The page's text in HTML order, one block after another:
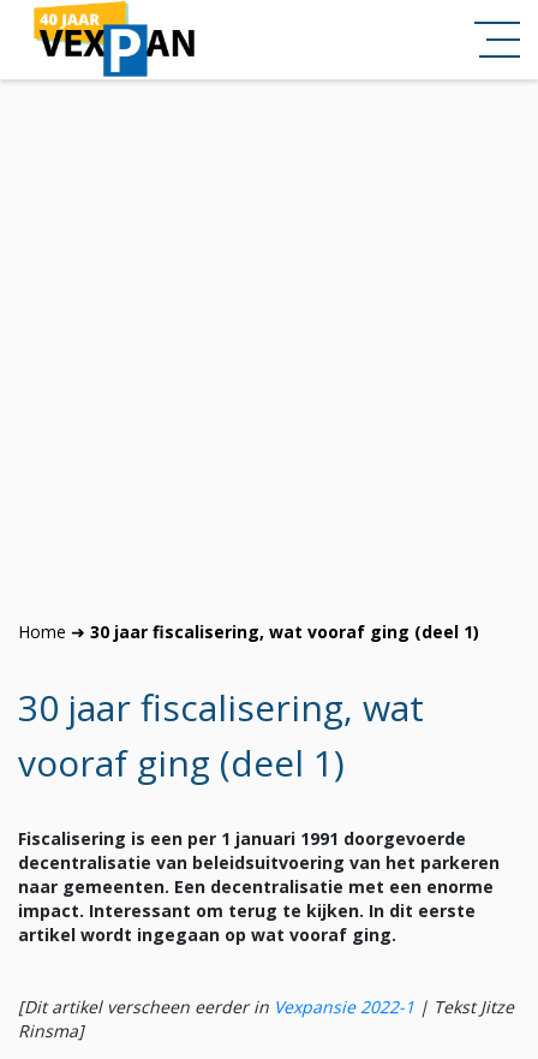
Home ➜ 30 jaar fiscalisering, wat vooraf ging (deel 1)
30 jaar fiscalisering, wat
vooraf ging (deel 1)
Fiscalisering is een per 1 januari 1991 doorgevoerde
decentralisatie van beleidsuitvoering van het parkeren
naar gemeenten. Een decentralisatie met een enorme
impact. Interessant om terug te kijken. In dit eerste
artikel wordt ingegaan op wat vooraf ging.
[Dit artikel verscheen eerder in Vexpansie 2022-1 | Tekst Jitze
Rinsma]